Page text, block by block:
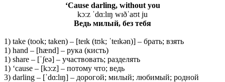
‘Cause darling, without you
kɔːz ˈdɑːlɪŋ wɪðˈaʊt ju
Ведь милый, без тебя
1) take (took; taken) – [teɪk (tʊk; ˈteɪkən)] – брать; взять
1) hand – [hænd] – рука (кисть)
1) share – [ˈʃeə] – участвовать; разделять
1) ‘cause – [kɔ:z] – потому что; ведь
3) darling – [ˈdɑ:lɪŋ] – дорогой; милый; любимый; родной